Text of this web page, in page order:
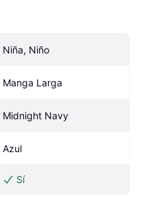
Niña, Niño
Manga Larga
Midnight Navy
Azul
Sí